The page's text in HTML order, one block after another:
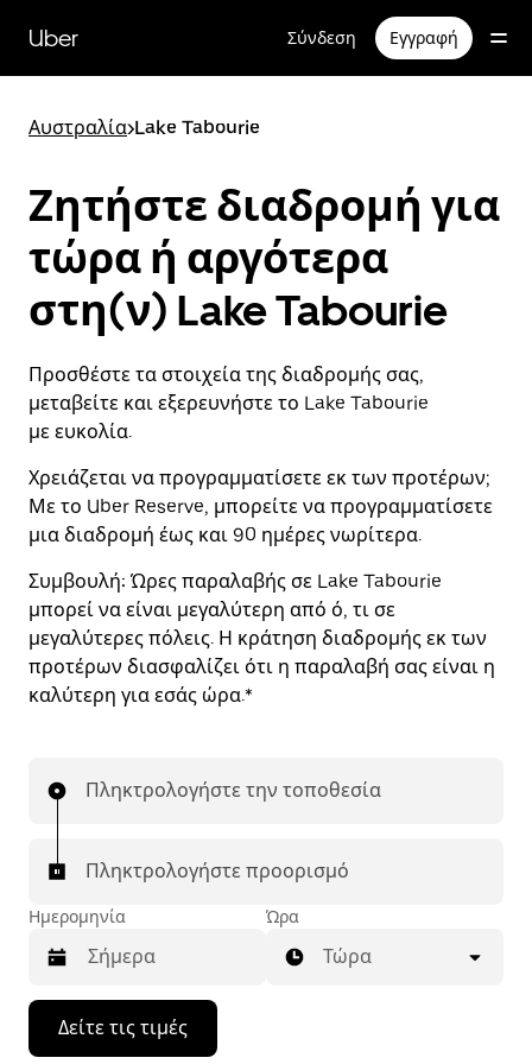
κύριο
περιεχόμενο
Uber Σύνδεση Εγγραφή
Αυστραλία>Lake Tabourie
Ζητήστε διαδρομή για
τώρα ή αργότερα
στη(ν) Lake Tabourie
Προσθέστε τα στοιχεία της διαδρομής σας,
μεταβείτε και εξερευνήστε το Lake Tabourie
με ευκολία.
Χρειάζεται να προγραμματίσετε εκ των προτέρων;
Με το Uber Reserve, μπορείτε να προγραμματίσετε
μια διαδρομή έως και 90 ημέρες νωρίτερα.
Συμβουλή: Ώρες παραλαβής σε Lake Tabourie
μπορεί να είναι μεγαλύτερη από ό, τι σε
μεγαλύτερες πόλεις. Η κράτηση διαδρομής εκ των
προτέρων διασφαλίζει ότι η παραλαβή σας είναι η
καλύτερη για εσάς ώρα.*
Πληκτρολογήστε την τοποθεσία
Πληκτρολογήστε προορισμό
Ημερομηνία
Πατήστε
πλήκτρο
Ώρα
Τώρα
Δείτε τις τιμές